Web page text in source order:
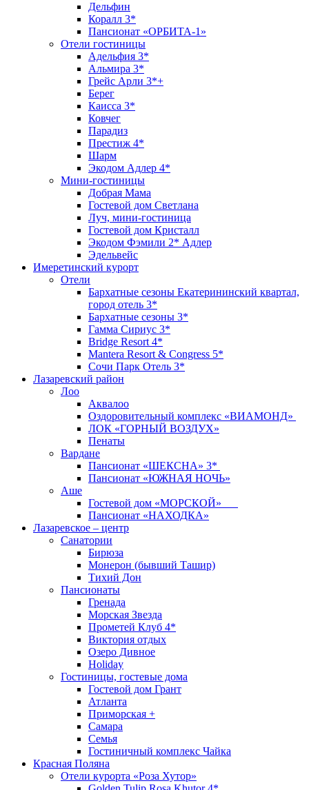
Дельфин
Коралл 3*
Пансионат «ОРБИТА-1»
Отели гостиницы
Адельфия 3*
Альмира 3*
Грейс Арли 3*+
Берег
Каисса 3*
Ковчег
Парадиз
Престиж 4*
Шарм
Экодом Адлер 4*
Мини-гостиницы
Добрая Мама
Гостевой дом Светлана
Луч, мини-гостиница
Гостевой дом Кристалл
Экодом Фэмили 2* Адлер
Эдельвейс
Имеретинский курорт
Отели
Бархатные сезоны Екатерининский квартал,
город отель 3*
Бархатные сезоны 3*
Гамма Сириус 3*
Bridge Resort 4*
Mantera Resort & Congress 5*
Сочи Парк Отель 3*
Лазаревский район
Лоо
Аквалоо
Оздоровительный комплекс «ВИАМОНД»
ЛОК «ГОРНЫЙ ВОЗДУХ»
Пенаты
Вардане
Пансионат «ШЕКСНА» 3*
Пансионат «ЮЖНАЯ НОЧЬ»
Аше
Гостевой дом «МОРСКОЙ»
Пансионат «НАХОДКА»
Лазаревское – центр
Санатории
Бирюза
Монерон (бывший Ташир)
Тихий Дон
Пансионаты
Гренада
Морская Звезда
Прометей Клуб 4*
Виктория отдых
Озеро Дивное
Holiday
Гостиницы, гостевые дома
Гостевой дом Грант
Атланта
Приморская +
Самара
Семья
Гостиничный комплекс Чайка
Красная Поляна
Отели курорта «Роза Хутор»